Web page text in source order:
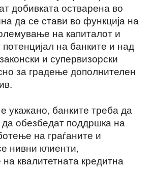
добивката остварена во
да се стави во функција на
на капиталот и
на банките и над
и супервизорски
за градење дополнителен
укажано, банките треба да
да обезбедат поддршка на
на граѓаните и
нивни клиенти,
квалитетната кредитна